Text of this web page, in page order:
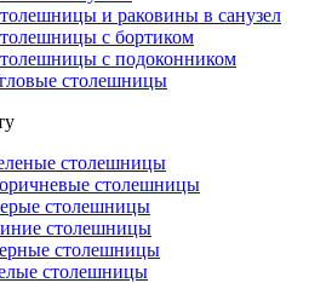
и раковины в санузел
с бортиком
с подоконником
столешницы
столешницы
столешницы
столешницы
столешницы
столешницы
столешницы